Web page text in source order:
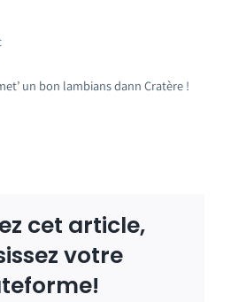
un bon lambians dann Cratère !
cet article,
votre